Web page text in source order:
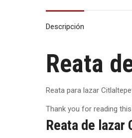
Descripción
Reata
Reata para lazar
Thank you for reading
Reata de